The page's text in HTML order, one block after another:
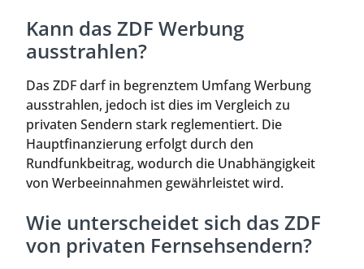
Kann das ZDF Werbung
ausstrahlen?
Das ZDF darf in begrenztem Umfang Werbung
ausstrahlen, jedoch ist dies im Vergleich zu
privaten Sendern stark reglementiert. Die
Hauptfinanzierung erfolgt durch den
Rundfunkbeitrag, wodurch die Unabhängigkeit
von Werbeeinnahmen gewährleistet wird.
Wie unterscheidet sich das ZDF
von privaten Fernsehsendern?